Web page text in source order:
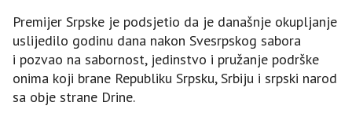
Premijer Srpske je podsjetio da je današnje okupljanje
uslijedilo godinu dana nakon Svesrpskog sabora
i pozvao na sabornost, jedinstvo i pružanje podrške
onima koji brane Republiku Srpsku, Srbiju i srpski narod
sa obje strane Drine.